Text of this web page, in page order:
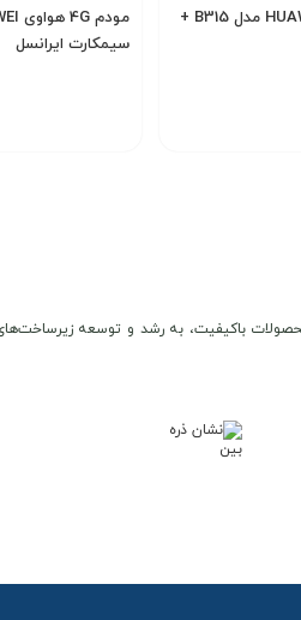
مودم 4G هواوی HUAWEI مدل B315 +
سیمکارت ایرانسل
و محصولات باکیفیت، به رشد و توسعه